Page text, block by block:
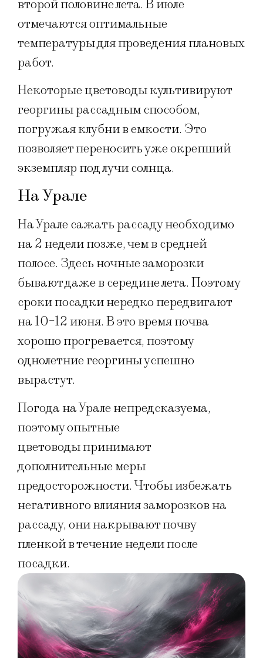
второй половине лета. В июле
отмечаются оптимальные
температуры для проведения плановых
работ.
Некоторые цветоводы культивируют
георгины рассадным способом,
погружая клубни в емкости. Это
позволяет переносить уже окрепший
экземпляр под лучи солнца.
На Урале
На Урале сажать рассаду необходимо
на 2 недели позже, чем в средней
полосе. Здесь ночные заморозки
бывают даже в середине лета. Поэтому
сроки посадки нередко передвигают
на 10-12 июня. В это время почва
хорошо прогревается, поэтому
однолетние георгины успешно
вырастут.
Погода на Урале непредсказуема,
поэтому опытные
цветоводы принимают
дополнительные меры
предосторожности. Чтобы избежать
негативного влияния заморозков на
рассаду, они накрывают почву
пленкой в течение недели после
посадки.